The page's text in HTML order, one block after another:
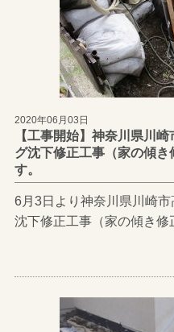
2020年06月03日
【工事開始】神奈川県川
グ沈下修正工事（家の傾
す。
6月3日より神奈川県川崎
沈下修正工事（家の傾き修